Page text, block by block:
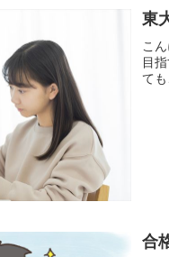
東
こ
目
て
合